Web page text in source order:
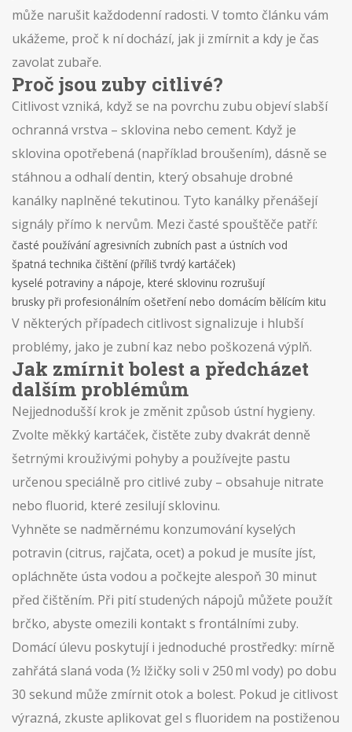
může narušit každodenní radosti. V tomto článku vám
ukážeme, proč k ní dochází, jak ji zmírnit a kdy je čas
zavolat zubaře.
Proč jsou zuby citlivé?
Citlivost vzniká, když se na povrchu zubu objeví slabší
ochranná vrstva – sklovina nebo cement. Když je
sklovina opotřebená (například broušením), dásně se
stáhnou a odhalí dentin, který obsahuje drobné
kanálky naplněné tekutinou. Tyto kanálky přenášejí
signály přímo k nervům. Mezi časté spouštěče patří:
časté používání agresivních zubních past a ústních vod
špatná technika čištění (příliš tvrdý kartáček)
kyselé potraviny a nápoje, které sklovinu rozrušují
brusky při profesionálním ošetření nebo domácím bělícím kitu
V některých případech citlivost signalizuje i hlubší
problémy, jako je zubní kaz nebo poškozená výplň.
Jak zmírnit bolest a předcházet
dalším problémům
Nejjednodušší krok je změnit způsob ústní hygieny.
Zvolte měkký kartáček, čistěte zuby dvakrát denně
šetrnými krouživými pohyby a používejte pastu
určenou speciálně pro citlivé zuby – obsahuje nitrate
nebo fluorid, které zesilují sklovinu.
Vyhněte se nadměrnému konzumování kyselých
potravin (citrus, rajčata, ocet) a pokud je musíte jíst,
opláchněte ústa vodou a počkejte alespoň 30 minut
před čištěním. Při pití studených nápojů můžete použít
brčko, abyste omezili kontakt s frontálními zuby.
Domácí úlevu poskytují i jednoduché prostředky: mírně
zahřátá slaná voda (½ lžičky soli v 250 ml vody) po dobu
30 sekund může zmírnit otok a bolest. Pokud je citlivost
výrazná, zkuste aplikovat gel s fluoridem na postiženou